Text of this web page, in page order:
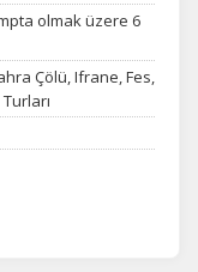
olmak üzere 6
Çölü, Ifrane, Fes,